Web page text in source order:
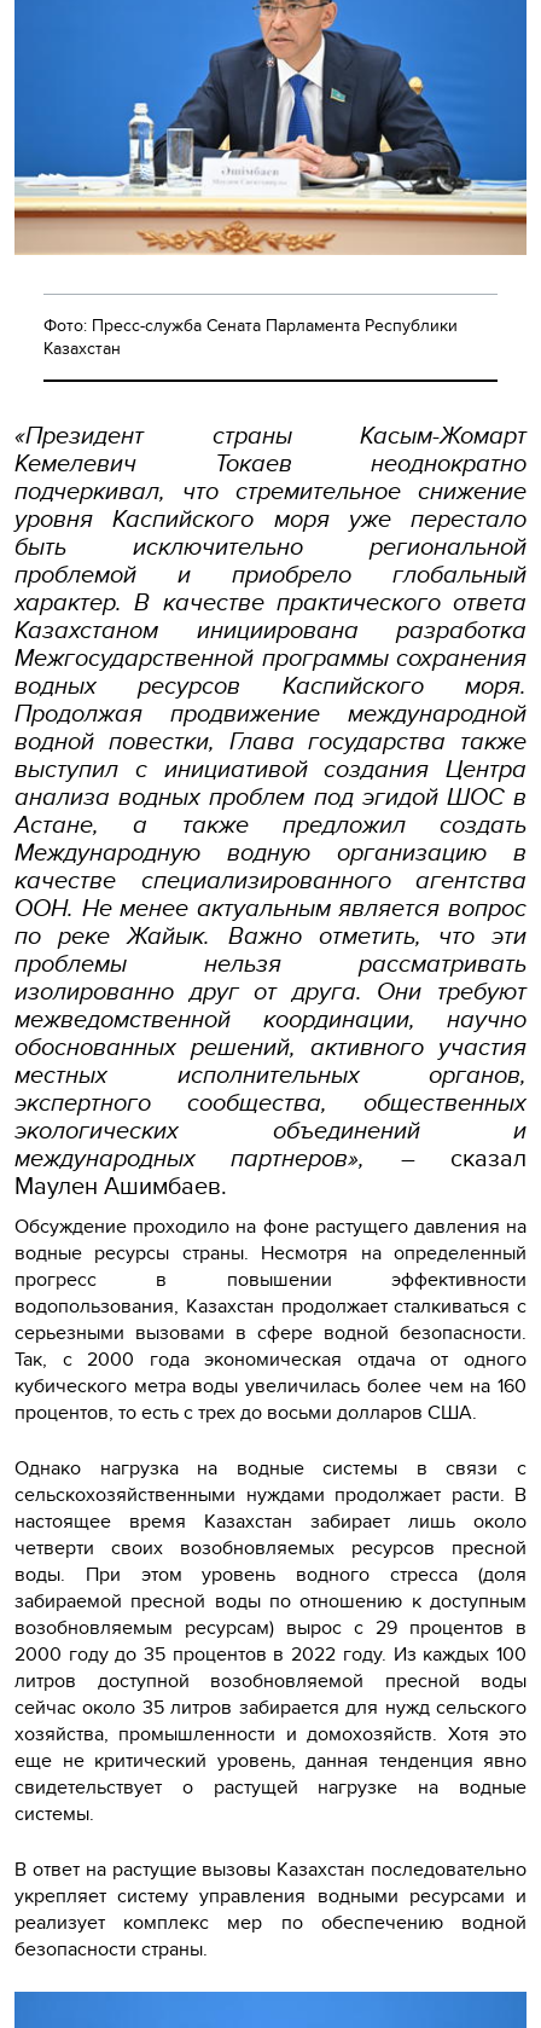
Фото: Пресс-служба Сената Парламента Республики
Казахстан
«Президент страны Касым-Жомарт
Кемелевич Токаев неоднократно
подчеркивал, что стремительное снижение
уровня Каспийского моря уже перестало
быть исключительно региональной
проблемой и приобрело глобальный
характер. В качестве практического ответа
Казахстаном инициирована разработка
Межгосударственной программы сохранения
водных ресурсов Каспийского моря.
Продолжая продвижение международной
водной повестки, Глава государства также
выступил с инициативой создания Центра
анализа водных проблем под эгидой ШОС в
Астане, а также предложил создать
Международную водную организацию в
качестве специализированного агентства
ООН. Не менее актуальным является вопрос
по реке Жайык. Важно отметить, что эти
проблемы нельзя рассматривать
изолированно друг от друга. Они требуют
межведомственной координации, научно
обоснованных решений, активного участия
местных исполнительных органов,
экспертного сообщества, общественных
экологических объединений и
международных партнеров», – сказал
Маулен Ашимбаев.
Обсуждение проходило на фоне растущего давления на
водные ресурсы страны. Несмотря на определенный
прогресс в повышении эффективности
водопользования, Казахстан продолжает сталкиваться с
серьезными вызовами в сфере водной безопасности.
Так, с 2000 года экономическая отдача от одного
кубического метра воды увеличилась более чем на 160
процентов, то есть с трех до восьми долларов США.
Однако нагрузка на водные системы в связи с
сельскохозяйственными нуждами продолжает расти. В
настоящее время Казахстан забирает лишь около
четверти своих возобновляемых ресурсов пресной
воды. При этом уровень водного стресса (доля
забираемой пресной воды по отношению к доступным
возобновляемым ресурсам) вырос с 29 процентов в
2000 году до 35 процентов в 2022 году. Из каждых 100
литров доступной возобновляемой пресной воды
сейчас около 35 литров забирается для нужд сельского
хозяйства, промышленности и домохозяйств. Хотя это
еще не критический уровень, данная тенденция явно
свидетельствует о растущей нагрузке на водные
системы.
В ответ на растущие вызовы Казахстан последовательно
укрепляет систему управления водными ресурсами и
реализует комплекс мер по обеспечению водной
безопасности страны.